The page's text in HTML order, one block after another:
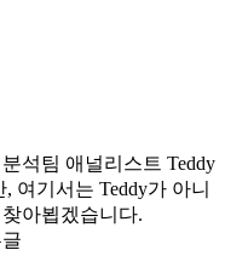
석팀 애널리스트 Teddy
여기서는 Teddy가 아니
아뵙겠습니다.